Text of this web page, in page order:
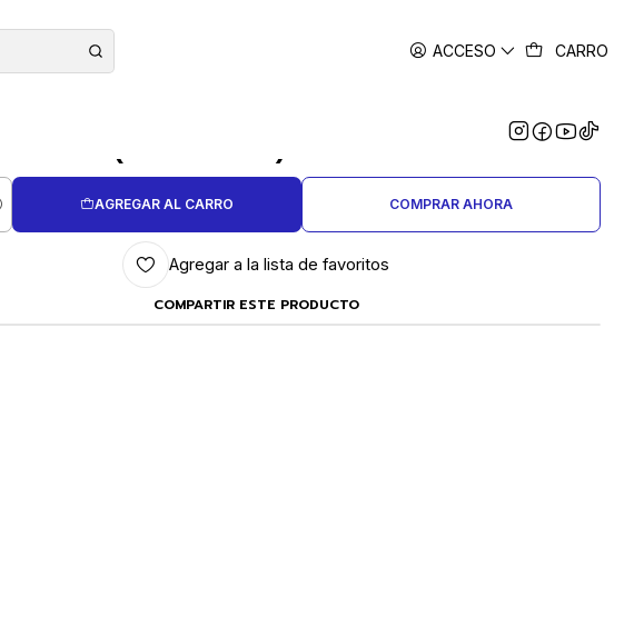
ACCESO CARRO
CAMPANA O CAMPANITA DE PLATA
(CHUNKAL) 10 MM.
AGREGAR AL CARRO COMPRAR AHORA
Agregar a la lista de favoritos
COMPARTIR ESTE PRODUCTO